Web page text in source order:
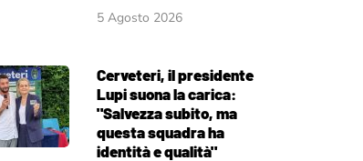
5 Agosto 2026
Cerveteri, il presidente
Lupi suona la carica:
"Salvezza subito, ma
questa squadra ha
identità e qualità"